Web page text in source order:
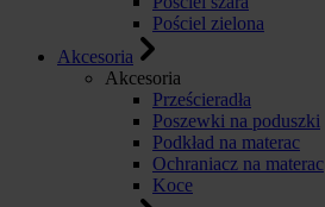
Pościel zielona
Akcesoria
Akcesoria
Prześcieradła
Poszewki na poduszki
Podkład na materac
Ochraniacz na materac
Koce